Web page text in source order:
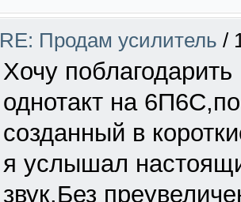
RE: Продам усилитель /
Хочу
однотакт на
созданный в
я услышал
звук.Без